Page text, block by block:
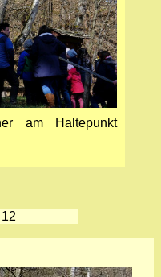
am Haltepunkt
12